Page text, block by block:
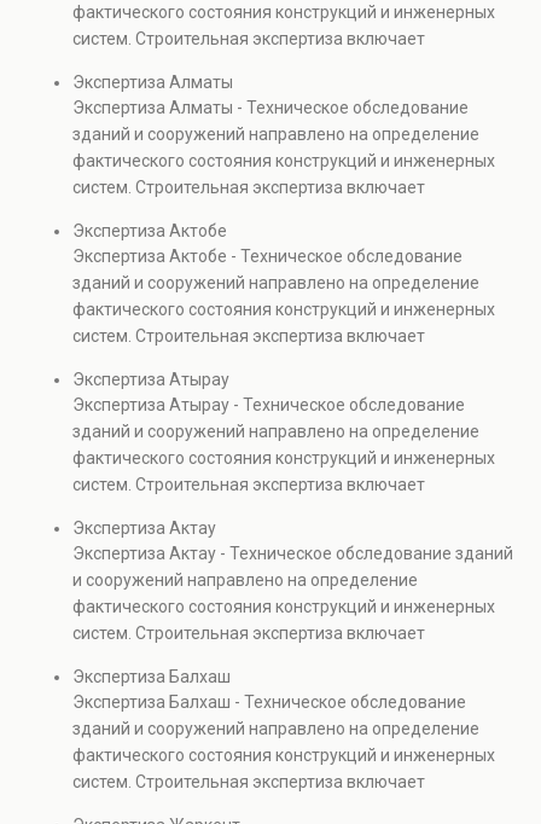
строительных объектов.
также при судебных разбирательствах и технических
проверках.
фактического состояния конструкций и инженерных
систем. Строительная экспертиза включает
элементов и оценку эксплуатационной безопасности.
Услуга востребована при покупке недвижимости,
капитальном ремонте и реконструкции объектов, а
также при судебных разбирательствах и технических
проверках.
Экспертиза Алматы
Экспертиза Алматы - Техническое обследование
зданий и сооружений направлено на определение
фактического состояния конструкций и инженерных
систем. Строительная экспертиза включает
элементов и оценку эксплуатационной безопасности.
Услуга востребована при покупке недвижимости,
капитальном ремонте и реконструкции объектов, а
также при судебных разбирательствах и технических
проверках.
Экспертиза Актобе
Экспертиза Актобе - Техническое обследование
зданий и сооружений направлено на определение
фактического состояния конструкций и инженерных
систем. Строительная экспертиза включает
элементов и оценку эксплуатационной безопасности.
Услуга востребована при покупке недвижимости,
капитальном ремонте и реконструкции объектов, а
также при судебных разбирательствах и технических
проверках.
Экспертиза Атырау
Экспертиза Атырау - Техническое обследование
зданий и сооружений направлено на определение
фактического состояния конструкций и инженерных
систем. Строительная экспертиза включает
элементов и оценку эксплуатационной безопасности.
Услуга востребована при покупке недвижимости,
капитальном ремонте и реконструкции объектов, а
также при судебных разбирательствах и технических
проверках.
Экспертиза Актау
Экспертиза Актау - Техническое обследование зданий
и сооружений направлено на определение
фактического состояния конструкций и инженерных
систем. Строительная экспертиза включает
элементов и оценку эксплуатационной безопасности.
Услуга востребована при покупке недвижимости,
капитальном ремонте и реконструкции объектов, а
также при судебных разбирательствах и технических
проверках.
Экспертиза Балхаш
Экспертиза Балхаш - Техническое обследование
зданий и сооружений направлено на определение
фактического состояния конструкций и инженерных
систем. Строительная экспертиза включает